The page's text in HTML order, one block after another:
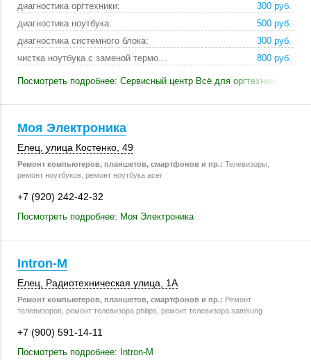
диагностика оргтехники:
300 руб.
диагностика ноутбука:
500 руб.
диагностика системного блока:
300 руб.
чистка ноутбука с заменой термопасты:
800 руб.
Посмотреть подробнее: Сервисный центр Всё для оргтехники
Моя Электроника
Елец улица Костенко, 49
Ремонт компьютеров, планшетов, смартфонов и пр.: Телевизоры,
ремонт ноутбуков, ремонт ноутбука acer
+7 (920) 242-42-32
Посмотреть подробнее: Моя Электроника
Intron-M
Елец , Радиотехническая улица, 1А
Ремонт компьютеров, планшетов, смартфонов и пр.: Ремонт
телевизоров, ремонт телевизора philips, ремонт телевизора samsung
+7 (900) 591-14-11
Посмотреть подробнее: Intron-M